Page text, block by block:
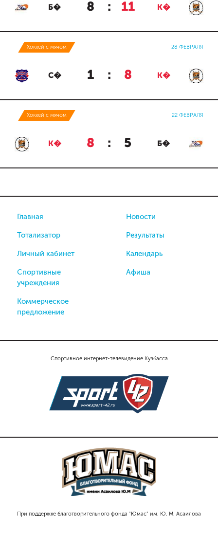
Б� 8 : 11 К�
Хоккей с мячом 28 ФЕВРАЛЯ
С� 1 : 8 К�
Хоккей с мячом 22 ФЕВРАЛЯ
К� 8 : 5 Б�
Спортивное интернет-телевидение Кузбасса
При поддержке благотворительного фонда "Юмас" им. Ю. М. Асаилова
Главная
Тотализатор
Личный кабинет
Спортивные
учреждения
Коммерческое
предложение
Новости
Результаты
Календарь
Афиша